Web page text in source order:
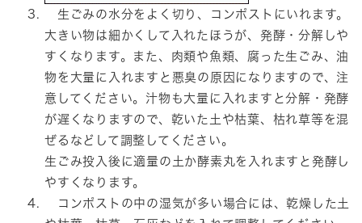
生ごみの水分をよく切り、コンポストにいれます。
大きい物は細かくして入れたほうが、発酵・分解しや
すくなります。また、肉類や魚類、腐った生ごみ、油
物を大量に入れますと悪臭の原因になりますので、注
意してください。汁物も大量に入れますと分解・発酵
が遅くなりますので、乾いた土や枯葉、枯れ草等を混
ぜるなどして調整してください。
生ごみ投入後に適量の土か酵素丸を入れますと発酵し
やすくなります。
コンポストの中の湿気が多い場合には、乾燥した土